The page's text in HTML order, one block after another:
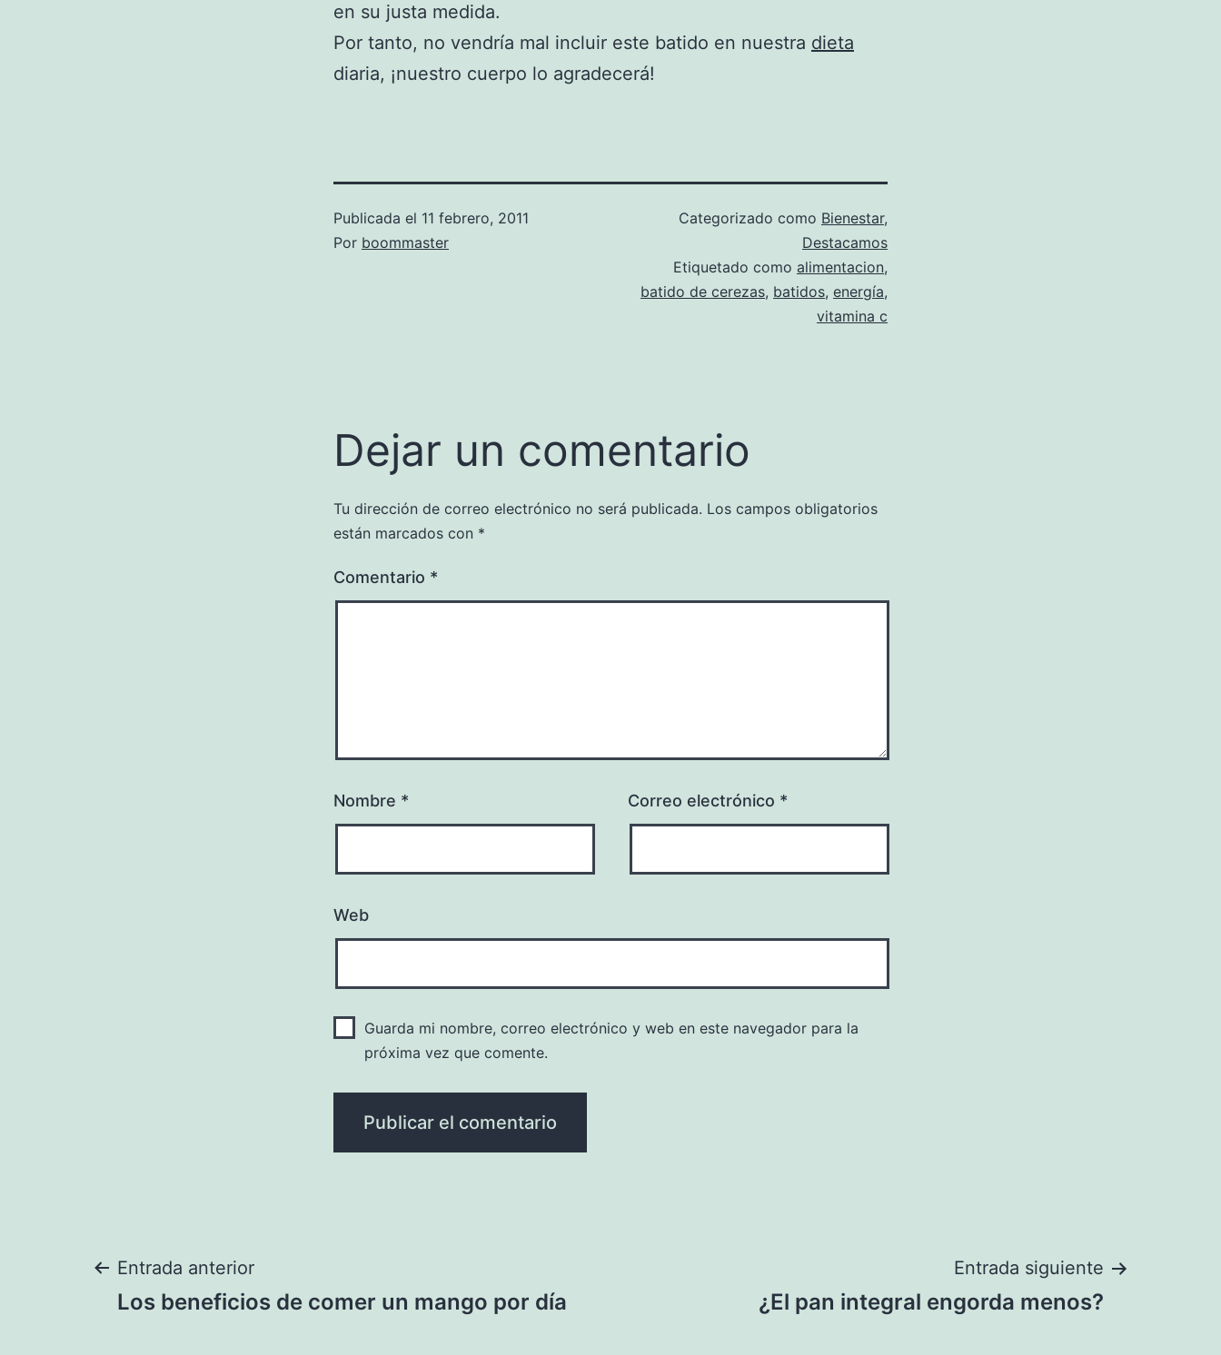
en su justa medida.
Por tanto, no vendría mal incluir este batido en nuestra dieta
diaria, ¡nuestro cuerpo lo agradecerá!
Publicada el 11 febrero, 2011
Por boommaster
Categorizado como Bienestar,
Destacamos
Etiquetado como alimentacion,
batido de cerezas, batidos, energía,
vitamina c
Dejar un comentario
Tu dirección de correo electrónico no será publicada. Los campos obligatorios
están marcados con *
Comentario *
Nombre * Correo electrónico *
Web
Guarda mi nombre, correo electrónico y web en este navegador para la
próxima vez que comente.
Navegación
Entrada anterior
Los beneficios de comer un mango por día
Entrada siguiente
¿El pan integral engorda menos?